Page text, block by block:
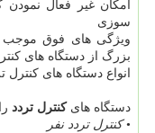
امکان غیر فعال
سوزی
ویژگی های فوق موجب
بزرگ از دستگاه های
انواع دستگاه های کنترل
دستگاه هایکنترل تردد
•کنترل تردد نفر